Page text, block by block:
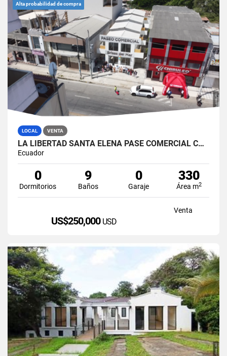
Alta probabilidad de compra
LOCAL VENTA
LA LIBERTAD SANTA ELENA PASE COMERCIAL CON 8 LOCALES EN VENTA
Ecuador
0
Dormitorios
9
Baños
0
Garaje
330
Área m2
Venta
US$250,000 USD